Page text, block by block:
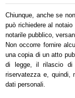
Chiunque, anche se
può richiedere al
notarile pubblico,
Non occorre fornire
una copia di un atto
di legge, il rilascio di
riservatezza e, quindi,
dati personali.